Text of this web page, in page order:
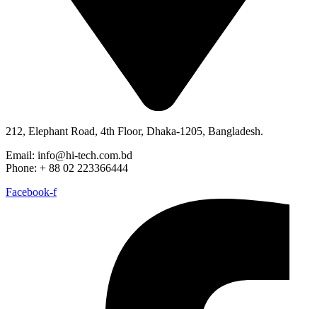
212, Elephant Road, 4th Floor, Dhaka-1205, Bangladesh.
Email: info@hi-tech.com.bd
Phone: + 88 02 223366444
Facebook-f